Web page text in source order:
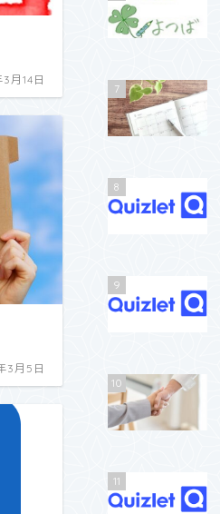
月14日
3月5日
7
8
9
10
11